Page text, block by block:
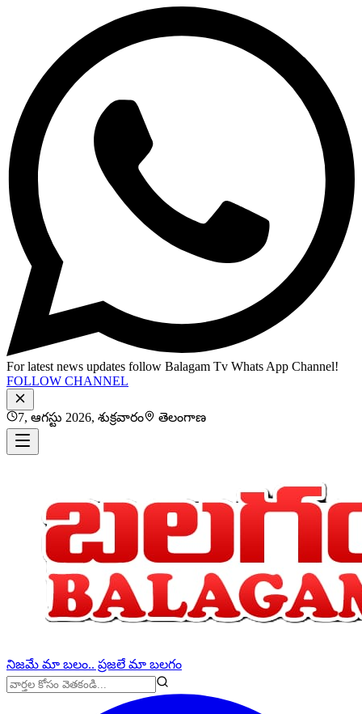
For latest news updates follow Balagam Tv Whats App Channel!
FOLLOW CHANNEL
7, ఆగస్టు 2026, శుక్రవారం తెలంగాణ
నిజమే మా బలం.. ప్రజలే మా బలగం